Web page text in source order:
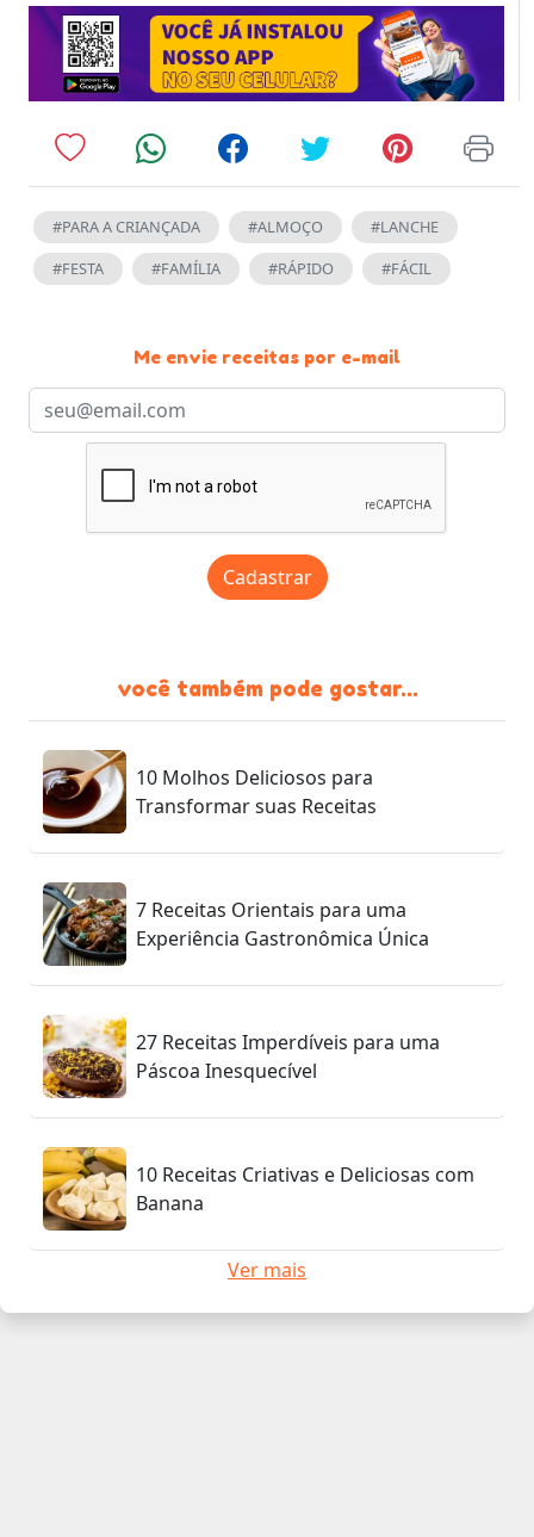
#PARA A CRIANÇADA #ALMOÇO
#LANCHE
#FESTA
#FAMÍLIA #RÁPIDO #FÁCIL
Me envie receitas por e-mail
Cadastrar
você também pode gostar...
10 Molhos Deliciosos para
Transformar suas Receitas
7 Receitas Orientais para uma
Experiência Gastronômica Única
27 Receitas Imperdíveis para uma
Páscoa Inesquecível
10 Receitas Criativas e Deliciosas com
Banana
Ver mais